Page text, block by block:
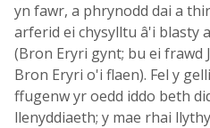
yn fawr, a phrynodd dai a
arferid ei chysylltu â'i blasty
(Bron Eryri gynt; bu ei frawd
Bron Eryri o'i flaen). Fel y
ffugenw yr oedd iddo beth
llenyddiaeth; y mae rhai